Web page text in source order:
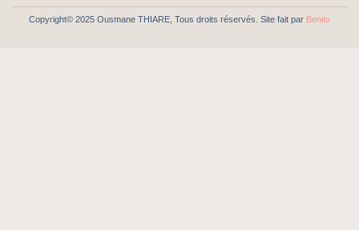
Copyright© 2025 Ousmane THIARE, Tous droits réservés. Site fait par Benito